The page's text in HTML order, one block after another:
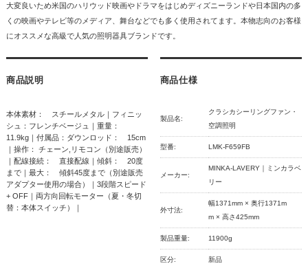
大変良いため米国のハリウッド映画やドラマをはじめディズニーランドや日本国内の多
くの映画やテレビ等のメディア、舞台などでも多く使用されてます。本物志向のお客様
にオススメな高級で人気の照明器具ブランドです。
商品説明
本体素材： スチールメタル｜フィニッ
シュ：フレンチベージュ｜重量：
11.9kg｜付属品：ダウンロッド： 15cm
｜操作： チェーン,リモコン（別途販売）
｜配線接続： 直接配線｜傾斜： 20度
まで｜最大： 傾斜45度まで（別途販売
アダプター使用の場合）｜3段階スピード
+ OFF｜両方向回転モーター（夏・冬切
替：本体スイッチ）｜
商品仕様
製品名:
クラシカシーリングファン・
空調照明
型番: LMK-F659FB
メーカー:
MINKA-LAVERY｜ミンカラベ
リー
外寸法:
幅1371mm × 奥行1371m
m × 高さ425mm
製品重量: 11900g
区分: 新品